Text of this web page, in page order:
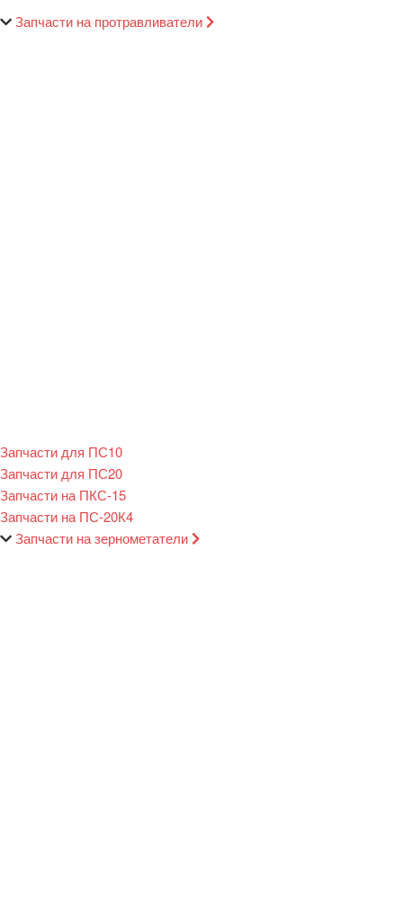
Запчасти на протравливатели
Запчасти для ПС10
Запчасти для ПС20
Запчасти на ПКС-15
Запчасти на ПС-20К4
Запчасти на зернометатели